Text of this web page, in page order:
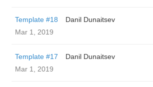
Template #18
Danil Dunaitsev
Mar 1, 2019
Template #17
Danil Dunaitsev
Mar 1, 2019